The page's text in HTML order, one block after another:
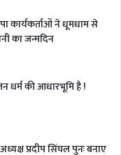
कार्यकर्ताओं ने धूमधाम से
का जन्मदिन
धर्म की आधारभूमि है !
प्रदीप सिंघल पुनः बनाए